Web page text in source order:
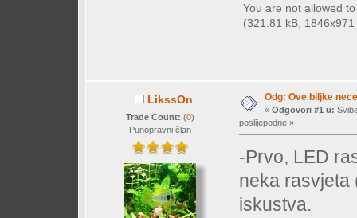
You are not allowed
(321.81 kB,
LikssOn
Trade Count: (0)
Punopravni član
Odg: Ove biljke
« Odgovori #1 u:
poslijepodne »
-Prvo, LED
neka rasvjeta
iskustva.